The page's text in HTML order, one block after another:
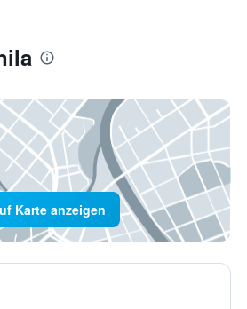
Karte anzeigen